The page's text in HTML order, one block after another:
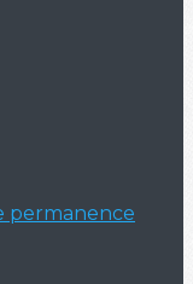
permanence